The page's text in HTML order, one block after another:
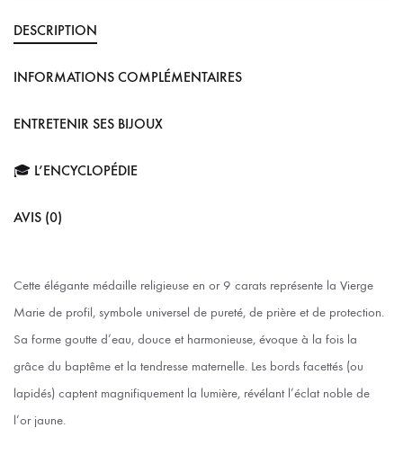
DESCRIPTION
INFORMATIONS COMPLÉMENTAIRES
ENTRETENIR SES BIJOUX
🎓 L’ENCYCLOPÉDIE
AVIS (0)
Cette élégante médaille religieuse en or 9 carats représente la Vierge
Marie de profil, symbole universel de pureté, de prière et de protection.
Sa forme goutte d’eau, douce et harmonieuse, évoque à la fois la
grâce du baptême et la tendresse maternelle. Les bords facettés (ou
lapidés) captent magnifiquement la lumière, révélant l’éclat noble de
l’or jaune.